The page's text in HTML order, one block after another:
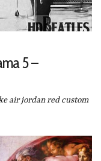
5 –
air jordan red custom